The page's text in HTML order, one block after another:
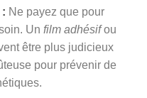
Ne payez que pour
Un film adhésifou
être plus judicieux
pour prévenir de